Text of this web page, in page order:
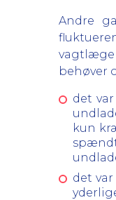
Andre
vagtlæge
behøver
det
kun
det